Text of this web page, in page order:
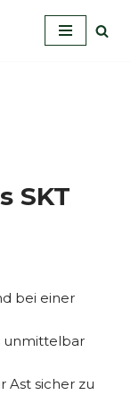
SKT
bei einer
unmittelbar
Ast sicher zu